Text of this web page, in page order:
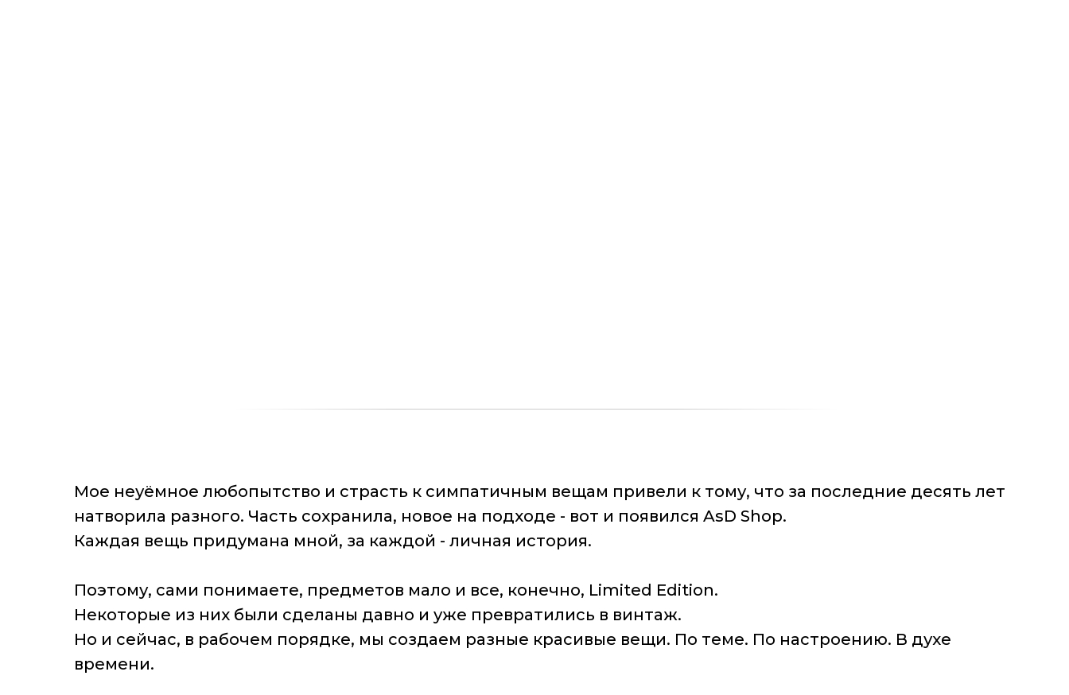
Мое неуёмное любопытство и страсть к симпатичным вещам привели к тому, что за последние десять лет
натворила разного. Часть сохранила, новое на подходе - вот и появился AsD Shop.
Каждая вещь придумана мной, за каждой - личная история.
Поэтому, сами понимаете, предметов мало и все, конечно, Limited Edition.
Некоторые из них были сделаны давно и уже превратились в винтаж.
Но и сейчас, в рабочем порядке, мы создаем разные красивые вещи. По теме. По настроению. В духе
времени.